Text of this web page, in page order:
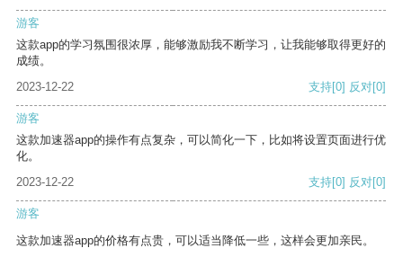
游客
这款app的学习氛围很浓厚，能够激励我不断学习，让我能够取得更好的
成绩。
2023-12-22
支持[0] 反对[0]
游客
这款加速器app的操作有点复杂，可以简化一下，比如将设置页面进行优
化。
2023-12-22
支持[0] 反对[0]
游客
这款加速器app的价格有点贵，可以适当降低一些，这样会更加亲民。